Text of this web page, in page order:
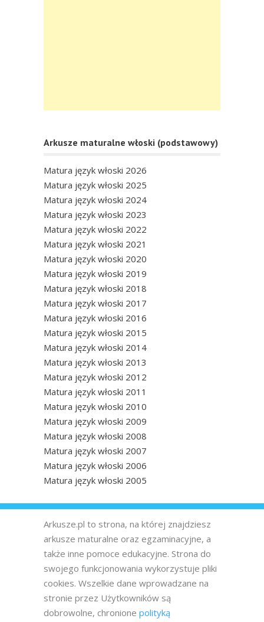
Arkusze maturalne włoski (podstawowy)
Matura język włoski 2026
Matura język włoski 2025
Matura język włoski 2024
Matura język włoski 2023
Matura język włoski 2022
Matura język włoski 2021
Matura język włoski 2020
Matura język włoski 2019
Matura język włoski 2018
Matura język włoski 2017
Matura język włoski 2016
Matura język włoski 2015
Matura język włoski 2014
Matura język włoski 2013
Matura język włoski 2012
Matura język włoski 2011
Matura język włoski 2010
Matura język włoski 2009
Matura język włoski 2008
Matura język włoski 2007
Matura język włoski 2006
Matura język włoski 2005
Arkusze.pl to strona, na której znajdziesz
arkusze maturalne oraz egzaminacyjne, a
także inne pomoce edukacyjne. Strona do
swojego funkcjonowania wykorzystuje pliki
cookies. Wszelkie dane wprowadzane na
stronie przez Użytkowników są
dobrowolne, chronione polityką